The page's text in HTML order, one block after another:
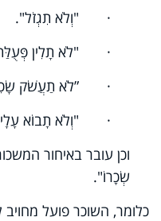
· "וְלֹא תִגְזֹל".
· "לֹא תָלִין
· ”לֹא תַעֲשֹׁק שָׂכִיר
· "וְלֹא תָבוֹא
וכן עובר באיחור
שְׂכָרוֹ".
כלומר, השוכר פועל